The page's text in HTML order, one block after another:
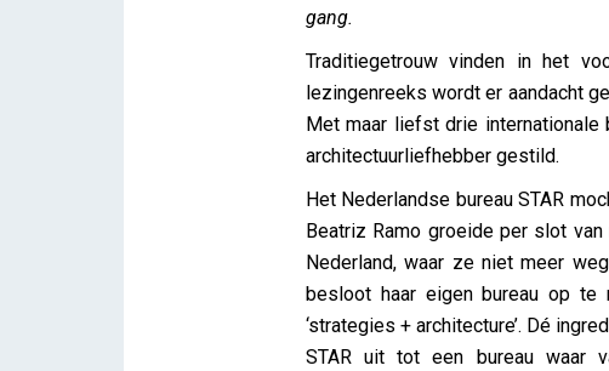
gang.
Traditiegetrouw vinden in het
lezingenreeks wordt er aandacht
Met maar liefst drie internationale
architectuurliefhebber gestild.
Het Nederlandse bureau STAR
Beatriz Ramo groeide per slot
Nederland, waar ze niet meer
besloot haar eigen bureau op te
‘strategies + architecture’. Dé
STAR uit tot een bureau waar